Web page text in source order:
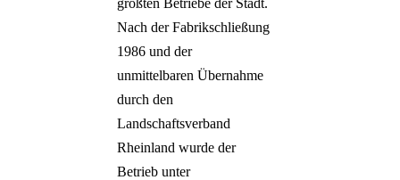
größten Betriebe der Stadt.
Nach der Fabrikschließung
1986 und der
unmittelbaren Übernahme
durch den
Landschaftsverband
Rheinland wurde der
Betrieb unter